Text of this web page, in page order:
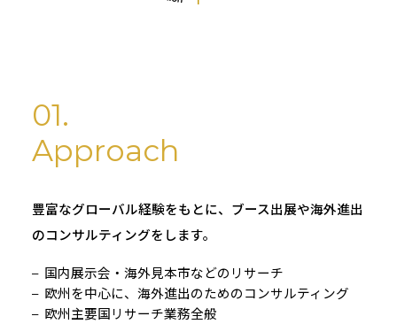
01.
Approach
豊富なグローバル経験をもとに、ブース出展や海外進出
のコンサルティングをします。
国内展示会・海外見本市などのリサーチ
欧州を中心に、海外進出のためのコンサルティング
欧州主要国リサーチ業務全般